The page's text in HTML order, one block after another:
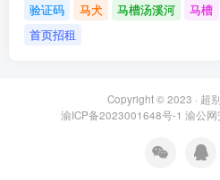
验证码
马犬 马槽汤溪河 马槽
首页招租
Copyright © 2023 · 超
渝ICP备2023001648号-1 渝公